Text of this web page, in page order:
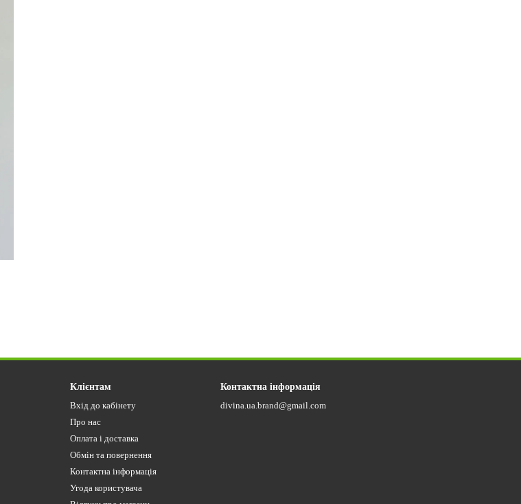
Клієнтам
Вхід до кабінету
Про нас
Оплата і доставка
Обмін та повернення
Контактна інформація
Угода користувача
Контактна інформація
divina.ua.brand@gmail.com